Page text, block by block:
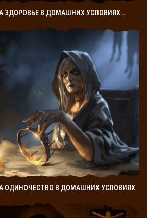
ЗДОРОВЬЕ В ДОМАШНИХ УСЛОВИЯХ…
ОДИНОЧЕСТВО В ДОМАШНИХ УСЛОВИЯХ